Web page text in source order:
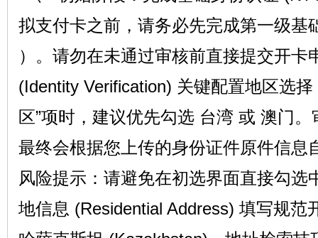
拟支付卡之前，请务必先完成第一级基
）。请勿在未通过审核前直接提交开卡
(Identity Verification) 关键配置地区选
区”项时，建议优先勾选 台湾 或 澳门
最终会根据您上传的身份证件原件信息
风险提示：请避免在初选界面直接勾选
地信息 (Residential Address) 填写规范